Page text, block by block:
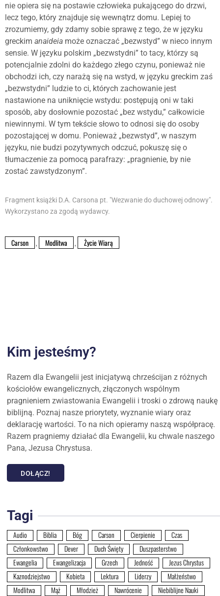
nie opiera się na postawie człowieka pukającego do drzwi,
lecz tego, który znajduje się wewnątrz domu. Lepiej to
zrozumiemy, gdy zdamy sobie sprawę z tego, że w języku
greckim anaideia może oznaczać „bezwstyd” w nieco innym
sensie. W języku polskim „bezwstydni” to tacy, którzy są
potencjalnie zdolni do każdego złego czynu, ponieważ nie
obchodzi ich, czy narażą się na wstyd, w języku greckim zaś
„bezwstydni” ludzie to ci, których zachowanie jest
nastawione na uniknięcie wstydu: postępują oni w taki
sposób, aby dosłownie pozostać „bez wstydu,” całkowicie
niewinnymi. W tym tekście słowo to odnosi się do osoby
pozostającej w domu. Ponieważ „bezwstyd”, w naszym
języku, nie budzi pozytywnych odczuć, pokuszę się o
tłumaczenie za pomocą parafrazy: „pragnienie, by nie
zostać zawstydzonym”.
Fragment książki D.A. Carsona pt. "Wezwanie do duchowej odnowy".
Wykorzystano za zgodą wydawcy.
Carson , Modlitwa , Życie Wiarą
Kim jesteśmy?
Razem dla Ewangelii jest inicjatywą chrześcijan z różnych
kościołów ewangelicznych, złączonych wspólnym
pragnieniem zwiastowania Ewangelii i troski o zdrową naukę
biblijną. Poznaj nasze priorytety, wyznanie wiary oraz
deklarację wartości. To na nich opieramy naszą współpracę.
Razem pragniemy działać dla Ewangelii, ku chwale naszego
Pana, Jezusa Chrystusa.
DOŁĄCZ!
Tagi
Audio Biblia Bóg Carson Cierpienie
Czas
Członkowstwo
Dever Duch Święty
Duszpasterstwo
Ewangelia
Ewangelizacja Grzech Jedność
Jezus Chrystus
Kaznodziejstwo
Kobieta Lektura Liderzy
Małżeństwo
Modlitwa
Mąż Młodzież Nawrócenie
Niebiblijne Nauki